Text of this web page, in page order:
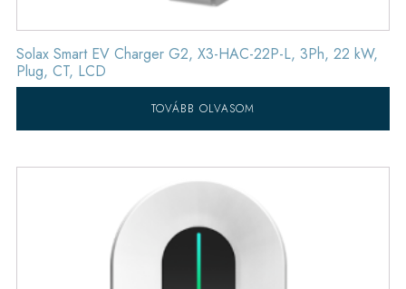
Solax Smart EV Charger G2, X3-HAC-22P-L, 3Ph, 22 kW,
Plug, CT, LCD
TOVÁBB OLVASOM